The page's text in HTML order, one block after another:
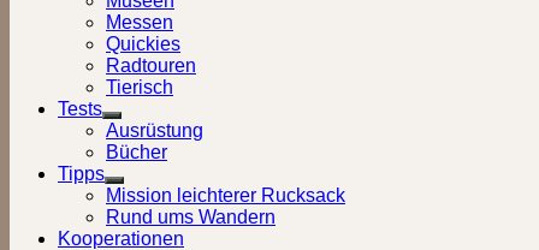
Messen
Quickies
Radtouren
Tierisch
Tests
Show
sub
menu
Ausrüstung
Bücher
Tipps
Show
sub
menu
Mission leichterer Rucksack
Rund ums Wandern
Kooperationen